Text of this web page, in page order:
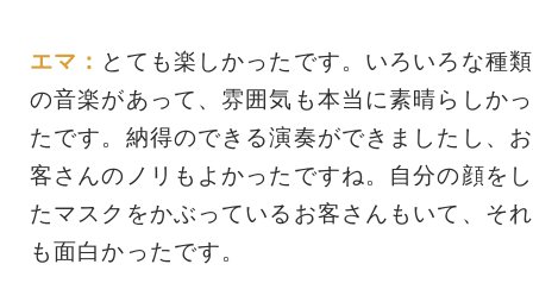
エマ： とても楽しかったです。いろいろな種類
の音楽があって、雰囲気も本当に素晴らしかっ
たです。納得のできる演奏ができましたし、お
客さんのノリもよかったですね。自分の顔をし
たマスクをかぶっているお客さんもいて、それ
も面白かったです。